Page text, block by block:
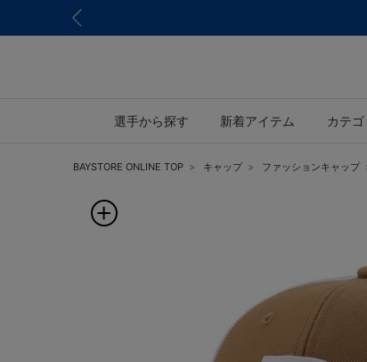
選手から探す 新着アイテム カテゴ
BAYSTORE ONLINE TOP キャップ ファッションキャップ